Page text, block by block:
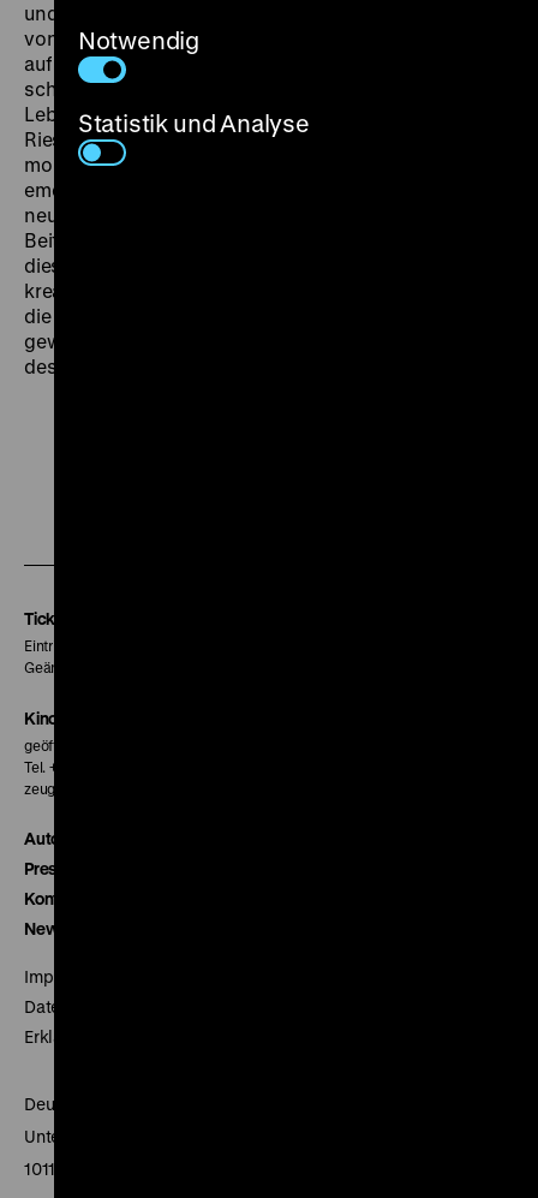
und Zeitzeugen sowie zeitgenössischen Aufnahmen
von den Orten der Verbrechen besteht und gänzlich
auf Archivmaterial verzichtet. Catherine Héberts
scharfsinniges Portrait verknüpft den oft schwierigen
Lebensweg Postecs mit der Arbeit an diesem
Riesenprojekt - 350 Stunden Filmmaterial galt es zu
montieren, was die Editorin an ihre physischen und
emotionalen Grenzen brachte. Héberts Film liefert viele
neue Erkenntnisse über Ziva Postecs entscheidenden
Beitrag zu dem kühnen Filmprojekt und würdigt auf
diese Weise eine bisher weitgehend unbekannte
kreative Persönlichkeit, ohne die Lanzmanns Film über
die Vernichtung der europäischen Juden nicht möglich
gewesen wäre. (sth) Mit freundlicher Unterstützung
des Canada Council for the Arts.
Tickets
Eintritt 5 €
Geänderte Preise sind im Programm vermerkt.
Kinokasse
geöffnet 30 Minuten vor Beginn der ersten Vorstellung
Tel. + 49 30 20304-770
zeughauskino@dhm.de
Autor*innen
Presse
Kontakt
Newsletter
Impressum
Datenschutz
Erklärung digitale Barrierefreiheit
Deutsches Historisches Museum
Unter den Linden 2
10117 Berlin
Notwendig
Statistik und Analyse